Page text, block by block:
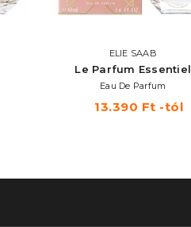
ELIE SAAB
Le Parfum Essentiel
Eau De Parfum
13.390 Ft -tól